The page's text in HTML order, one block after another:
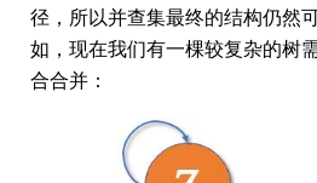
径，所以并查集最终的结构仍然
如，现在我们有一棵较复杂的树
合合并：